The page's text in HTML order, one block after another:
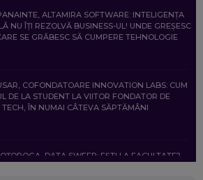
ALTAMIRA SOFTWARE: INTELIGENȚA
NU ÎȚI REZOLVĂ BUSINESS-UL! UNDE GREȘESC
SE GRĂBESC SĂ CUMPERE TEHNOLOGIE
COFONDATOARE INNOVATION LABS: CUM
DE LA STUDENT LA VIITOR FONDATOR DE
TECH, ÎN NUMAI CÂTEVA SĂPTĂMÂNI
DATA SWEEP: EȘTI LA FACULTATE?